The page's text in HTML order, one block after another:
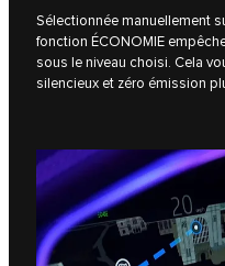
Sélectionnée manuellement
fonction ÉCONOMIE
sous le niveau choisi. Cela
silencieux et zéro émission